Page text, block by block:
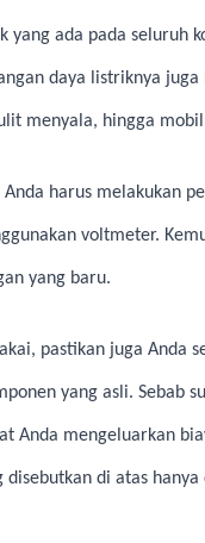
ada pada seluruh
daya listriknya
menyala, hingga
harus melakukan
voltmeter.
yang baru.
pastikan juga Anda
yang asli. Sebab
Anda mengeluarkan
di atas